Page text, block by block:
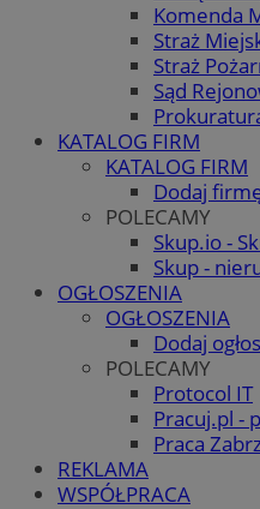
Komenda
Straż
Straż
Sąd
KATALOG FIRM
KATALOG FIRM
Dodaj
POLECAMY
Skup.io -
Skup -
OGŁOSZENIA
OGŁOSZENIA
Dodaj
POLECAMY
Protocol IT
Pracuj.pl -
Praca
REKLAMA
WSPÓŁPRACA